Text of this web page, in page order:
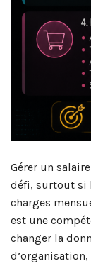
Gérer un
défi, surtout si
charges
est une
changer la